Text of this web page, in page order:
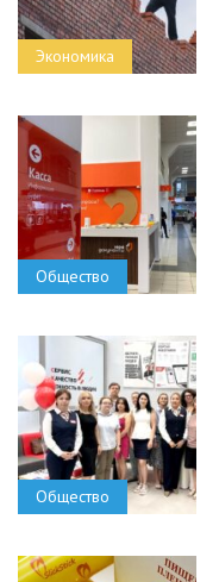
Экономика
Общество
Общество